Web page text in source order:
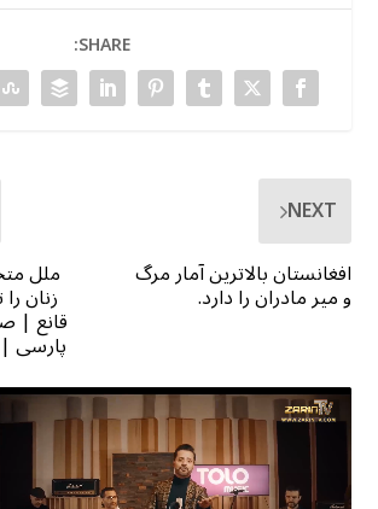
SHARE:
ملل
زنان
قانع |
پارسی
NEXT
افغانستان بالاترین آمار مرگ
و میر مادران را دارد.